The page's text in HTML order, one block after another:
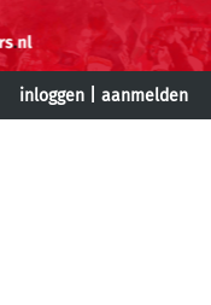
inloggen aanmelden